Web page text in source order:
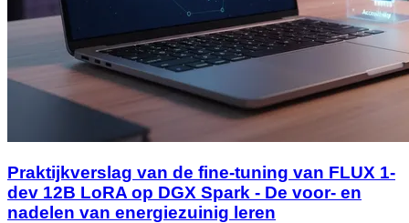
Praktijkverslag van de fine-tuning van FLUX 1-
dev 12B LoRA op DGX Spark - De voor- en
nadelen van energiezuinig leren